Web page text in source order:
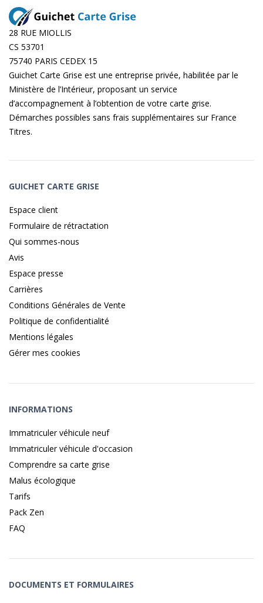
28 RUE MIOLLIS
CS 53701
75740 PARIS CEDEX 15
Guichet Carte Grise est une entreprise privée, habilitée par le
Ministère de l’Intérieur, proposant un service
d’accompagnement à l’obtention de votre carte grise.
Démarches possibles sans frais supplémentaires sur France
Titres.
GUICHET CARTE GRISE
Espace client
Formulaire de rétractation
Qui sommes-nous
Avis
Espace presse
Carrières
Conditions Générales de Vente
Politique de confidentialité
Mentions légales
Gérer mes cookies
INFORMATIONS
Immatriculer véhicule neuf
Immatriculer véhicule d'occasion
Comprendre sa carte grise
Malus écologique
Tarifs
Pack Zen
FAQ
DOCUMENTS ET FORMULAIRES